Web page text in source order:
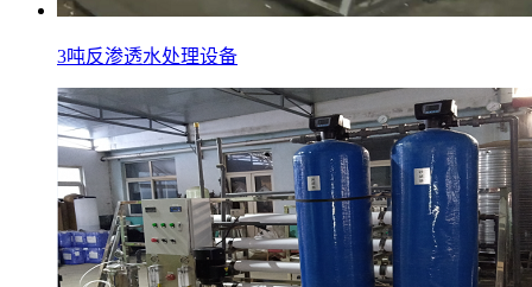
3吨反渗透水处理设备